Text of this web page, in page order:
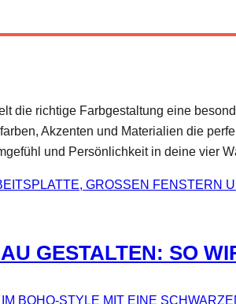
die richtige Farbgestaltung eine
Akzenten und Materialien die
und Persönlichkeit in deine vier
GESTALTEN: SO